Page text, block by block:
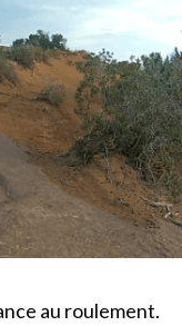
au roulement.